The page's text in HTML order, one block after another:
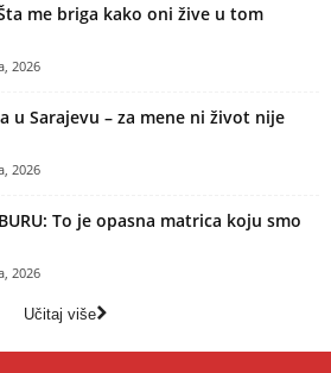
me briga kako oni žive u tom
2026
u Sarajevu – za mene ni život nije
2026
BURU: To je opasna matrica koju smo
2026
Učitaj više